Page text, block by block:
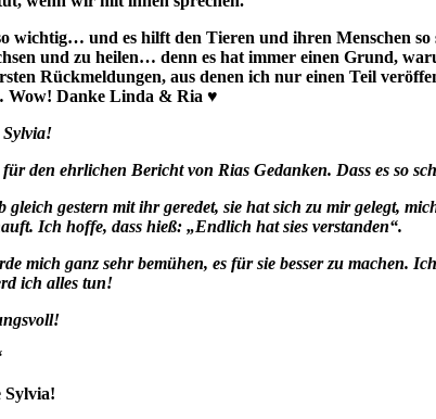
wichtig… und es hilft den Tieren und ihren Menschen so
und zu heilen… denn es hat immer einen Grund,
Rückmeldungen, aus denen ich nur einen Teil
Wow! Danke Linda & Ria ♥
den ehrlichen Bericht von Rias Gedanken. Dass es so
gleich gestern mit ihr geredet, sie hat sich zu mir gelegt,
Ich hoffe, dass hieß: „Endlich hat sies verstanden“.
mich ganz sehr bemühen, es für sie besser zu machen.
ich alles tun!
Sylvia!